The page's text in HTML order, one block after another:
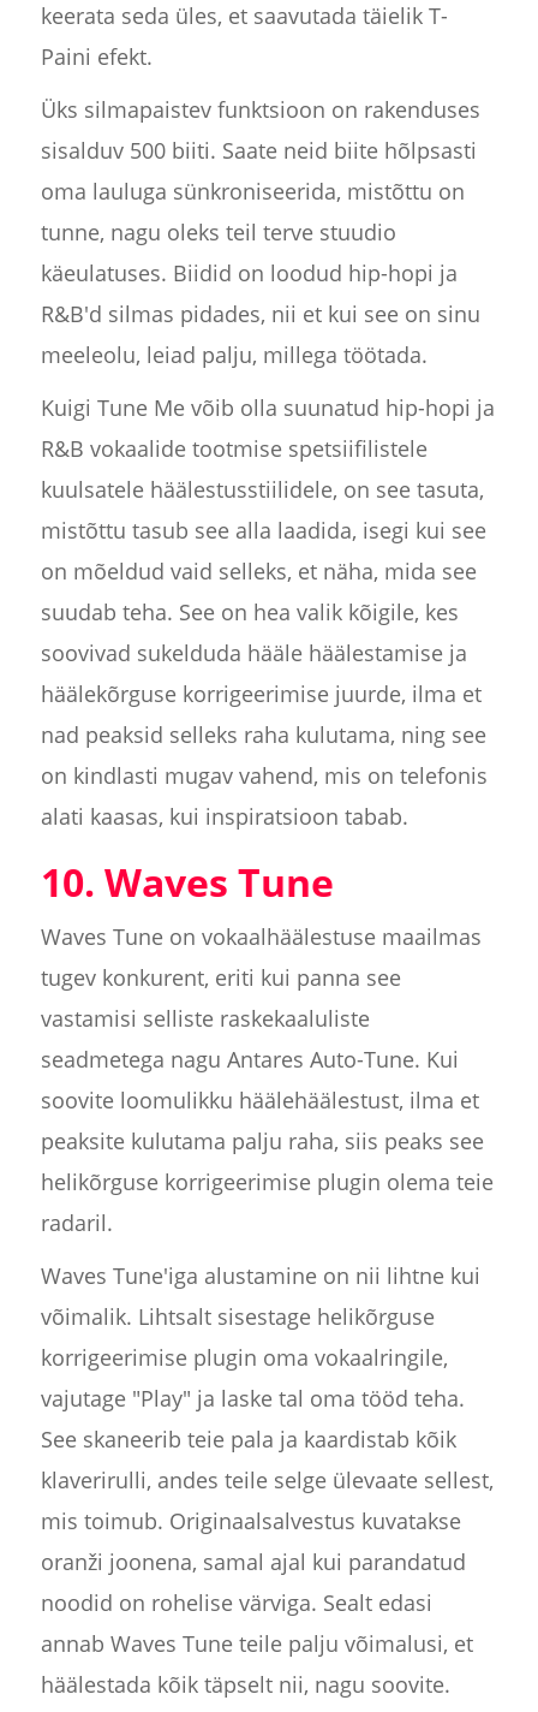
keerata seda üles, et saavutada täielik T-
Paini efekt.
Üks silmapaistev funktsioon on rakenduses
sisalduv 500 biiti. Saate neid biite hõlpsasti
oma lauluga sünkroniseerida, mistõttu on
tunne, nagu oleks teil terve stuudio
käeulatuses. Biidid on loodud hip-hopi ja
R&B'd silmas pidades, nii et kui see on sinu
meeleolu, leiad palju, millega töötada.
Kuigi Tune Me võib olla suunatud hip-hopi ja
R&B vokaalide tootmise spetsiifilistele
kuulsatele häälestusstiilidele, on see tasuta,
mistõttu tasub see alla laadida, isegi kui see
on mõeldud vaid selleks, et näha, mida see
suudab teha. See on hea valik kõigile, kes
soovivad sukelduda hääle häälestamise ja
häälekõrguse korrigeerimise juurde, ilma et
nad peaksid selleks raha kulutama, ning see
on kindlasti mugav vahend, mis on telefonis
alati kaasas, kui inspiratsioon tabab.
10. Waves Tune
Waves Tune on vokaalhäälestuse maailmas
tugev konkurent, eriti kui panna see
vastamisi selliste raskekaaluliste
seadmetega nagu Antares Auto-Tune. Kui
soovite loomulikku häälehäälestust, ilma et
peaksite kulutama palju raha, siis peaks see
helikõrguse korrigeerimise plugin olema teie
radaril.
Waves Tune'iga alustamine on nii lihtne kui
võimalik. Lihtsalt sisestage helikõrguse
korrigeerimise plugin oma vokaalringile,
vajutage "Play" ja laske tal oma tööd teha.
See skaneerib teie pala ja kaardistab kõik
klaverirulli, andes teile selge ülevaate sellest,
mis toimub. Originaalsalvestus kuvatakse
oranži joonena, samal ajal kui parandatud
noodid on rohelise värviga. Sealt edasi
annab Waves Tune teile palju võimalusi, et
häälestada kõik täpselt nii, nagu soovite.